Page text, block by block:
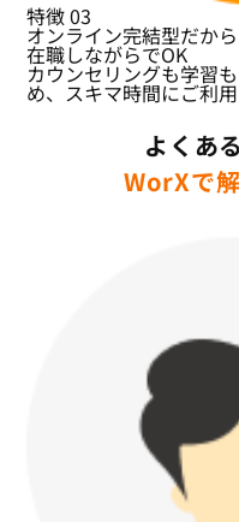
特徴03
オンライン完結型だから
在職しながらでOK
カウンセリングも学習
め、スキマ時間にご利
よくあ
WorXで